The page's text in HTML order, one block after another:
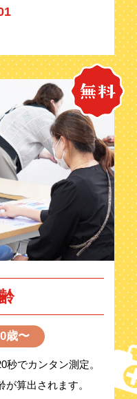
歳〜
でカンタン測定。
算出されます。